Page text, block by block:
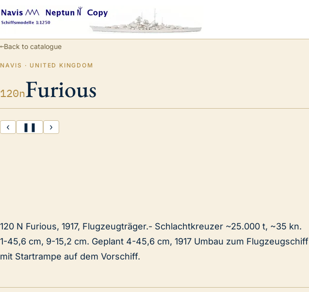
←Back to catalogue
NAVIS · UNITED KINGDOM
120nFurious
‹ ❚❚ ›
120 N Furious, 1917, Flugzeugträger.- Schlachtkreuzer ~25.000 t, ~35 kn.
1-45,6 cm, 9-15,2 cm. Geplant 4-45,6 cm, 1917 Umbau zum Flugzeugschiff
mit Startrampe auf dem Vorschiff.